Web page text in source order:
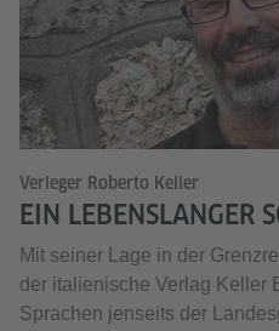
Verleger Roberto Keller
EIN LEBENSLANGER
Mit seiner Lage in der
der italienische Verlag Keller
Sprachen jenseits der